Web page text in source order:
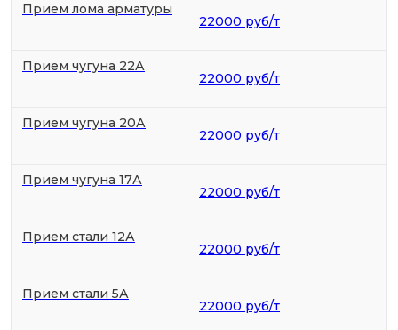
Прием лома арматуры
22000 руб/т
Прием чугуна 22А
22000 руб/т
Прием чугуна 20А
22000 руб/т
Прием чугуна 17А
22000 руб/т
Прием стали 12А
22000 руб/т
Прием стали 5А
22000 руб/т